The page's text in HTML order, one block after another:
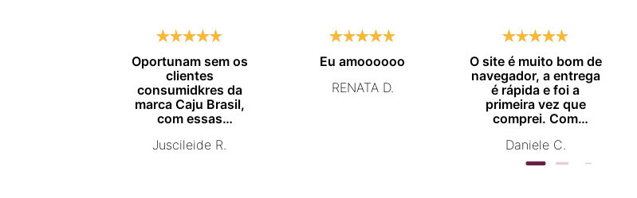
Oportunam sem os
clientes
consumidkres da
marca Caju Brasil,
com essas
promocionais de
Juscileide R.
Eu amoooooo
RENATA D.
O site é muito bom de
navegador, a entrega
é rápida e foi a
primeira vez que
comprei. Com
novamente.
Daniele C.